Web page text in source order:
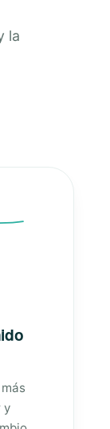
la
y